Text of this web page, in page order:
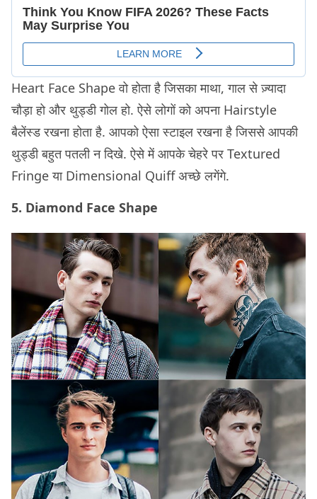
Heart Face Shape वो होता है​ जिसका माथा, गाल से ज़्यादा
चौड़ा हो और थुड्डी गोल हो. ऐसे लोगों को अपना Hairstyle
बैलेंस्ड रखना होता है. आपको ऐसा स्टाइल रखना है जिससे आपकी
थुड्डी बहुत पतली न दिखे. ऐसे में आपके चेहरे पर Textured
Fringe या Dimensional Quiff अच्छे लगेंगे.
5. Diamond Face Shape